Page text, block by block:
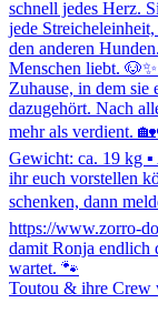
Toutou & ihre Crew